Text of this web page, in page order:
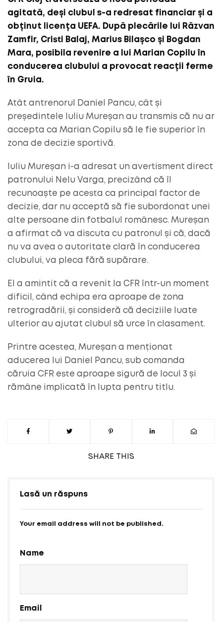
SHARE THIS
agitată, deși clubul s-a redresat financiar și a
obținut licența UEFA. După plecările lui Răzvan
Zamfir, Cristi Balaj, Marius Bilașco și Bogdan
Mara, posibila revenire a lui Marian Copilu în
conducerea clubului a provocat reacții ferme
în Gruia.
Atât antrenorul Daniel Pancu, cât și
președintele Iuliu Mureșan au transmis că nu ar
accepta ca Marian Copilu să le fie superior în
zona de decizie sportivă.
Iuliu Mureșan i-a adresat un avertisment direct
patronului Nelu Varga, precizând că îl
recunoaște pe acesta ca principal factor de
decizie, dar nu acceptă să fie subordonat unei
alte persoane din fotbalul românesc. Mureșan
a afirmat că va discuta cu patronul și că, dacă
nu va avea o autoritate clară în conducerea
clubului, va pleca fără supărare.
El a amintit că a revenit la CFR într-un moment
dificil, când echipa era aproape de zona
retrogradării, și consideră că deciziile luate
ulterior au ajutat clubul să urce în clasament.
Printre acestea, Mureșan a menționat
aducerea lui Daniel Pancu, sub comanda
căruia CFR este aproape sigură de locul 3 și
rămâne implicată în lupta pentru titlu.
Lasă un răspuns
Your email address will not be published.
Name
Email